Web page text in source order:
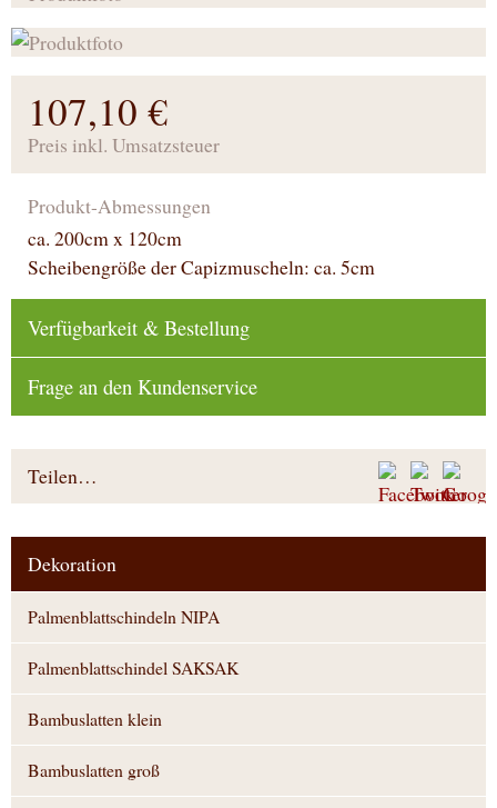
107,10 €
Preis inkl. Umsatzsteuer
Produkt-Abmessungen
ca. 200cm x 120cm
Scheibengröße der Capizmuscheln: ca. 5cm
Verfügbarkeit & Bestellung
Frage an den Kundenservice
Teilen…
Dekoration
Palmenblattschindeln NIPA
Palmenblattschindel SAKSAK
Bambuslatten klein
Bambuslatten groß